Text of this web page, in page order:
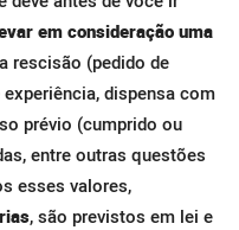
em consideração uma
rescisão (pedido de
dispensa com
prévio (cumprido ou
entre outras questões
esses valores,
, são previstos em lei e